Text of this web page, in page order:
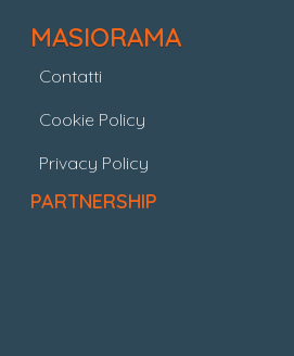
MASIORAMA
Contatti
Cookie Policy
Privacy Policy
PARTNERSHIP